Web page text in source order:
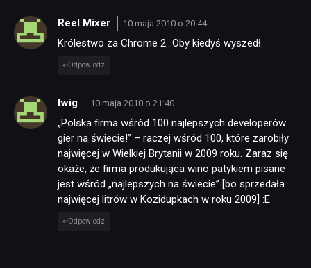
Reel Mixer 10 maja 2010 o 20:44
Królestwo za Chrome 2…Oby kiedyś wyszedł.
Odpowiedz
twig 10 maja 2010 o 21:40
„Polska firma wśród 100 najlepszych developerów
gier na świecie!” – raczej wśród 100, które zarobiły
najwięcej w Wielkiej Brytanii w 2009 roku. Zaraz się
okaże, że firma produkująca wino patykiem pisane
jest wśród „najlepszych na świecie” [bo sprzedała
najwięcej litrów w Kozidupkach w roku 2009] :E
Odpowiedz